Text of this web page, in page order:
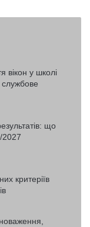
вікон у школі
що
2027
критеріїв